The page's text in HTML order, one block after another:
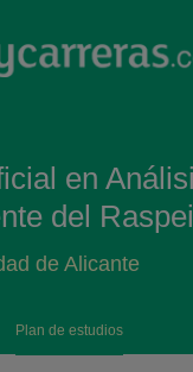
en
del
de Alicante
Plan de estudios